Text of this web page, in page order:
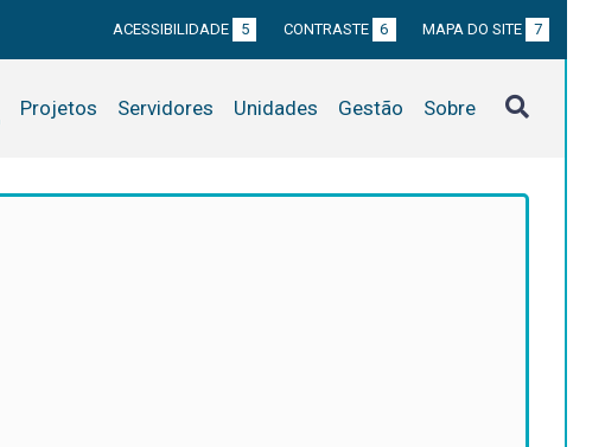
ACESSIBILIDADE 5 CONTRASTE 6 MAPA DO SITE 7
Projetos Servidores Unidades Gestão Sobre